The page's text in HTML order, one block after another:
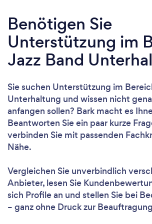
Benötigen Sie
Unterstützung im
Jazz Band
Sie suchen Unterstützung im
Unterhaltung und wissen nicht
anfangen sollen? Bark macht es
Beantworten Sie ein paar kurze
verbinden Sie mit passenden
Nähe.
Vergleichen Sie unverbindlich
Anbieter, lesen Sie
sich Profile an und stellen Sie bei
– ganz ohne Druck zur